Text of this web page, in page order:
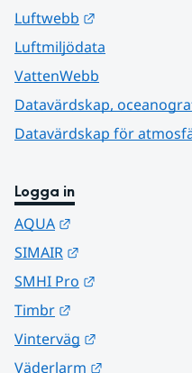
Luftwebb
Luftmiljödata
VattenWebb
Datavärdskap,
Datavärdskap för
Logga in
AQUA
SIMAIR
SMHI Pro
Timbr
Vinterväg
Väderlarm